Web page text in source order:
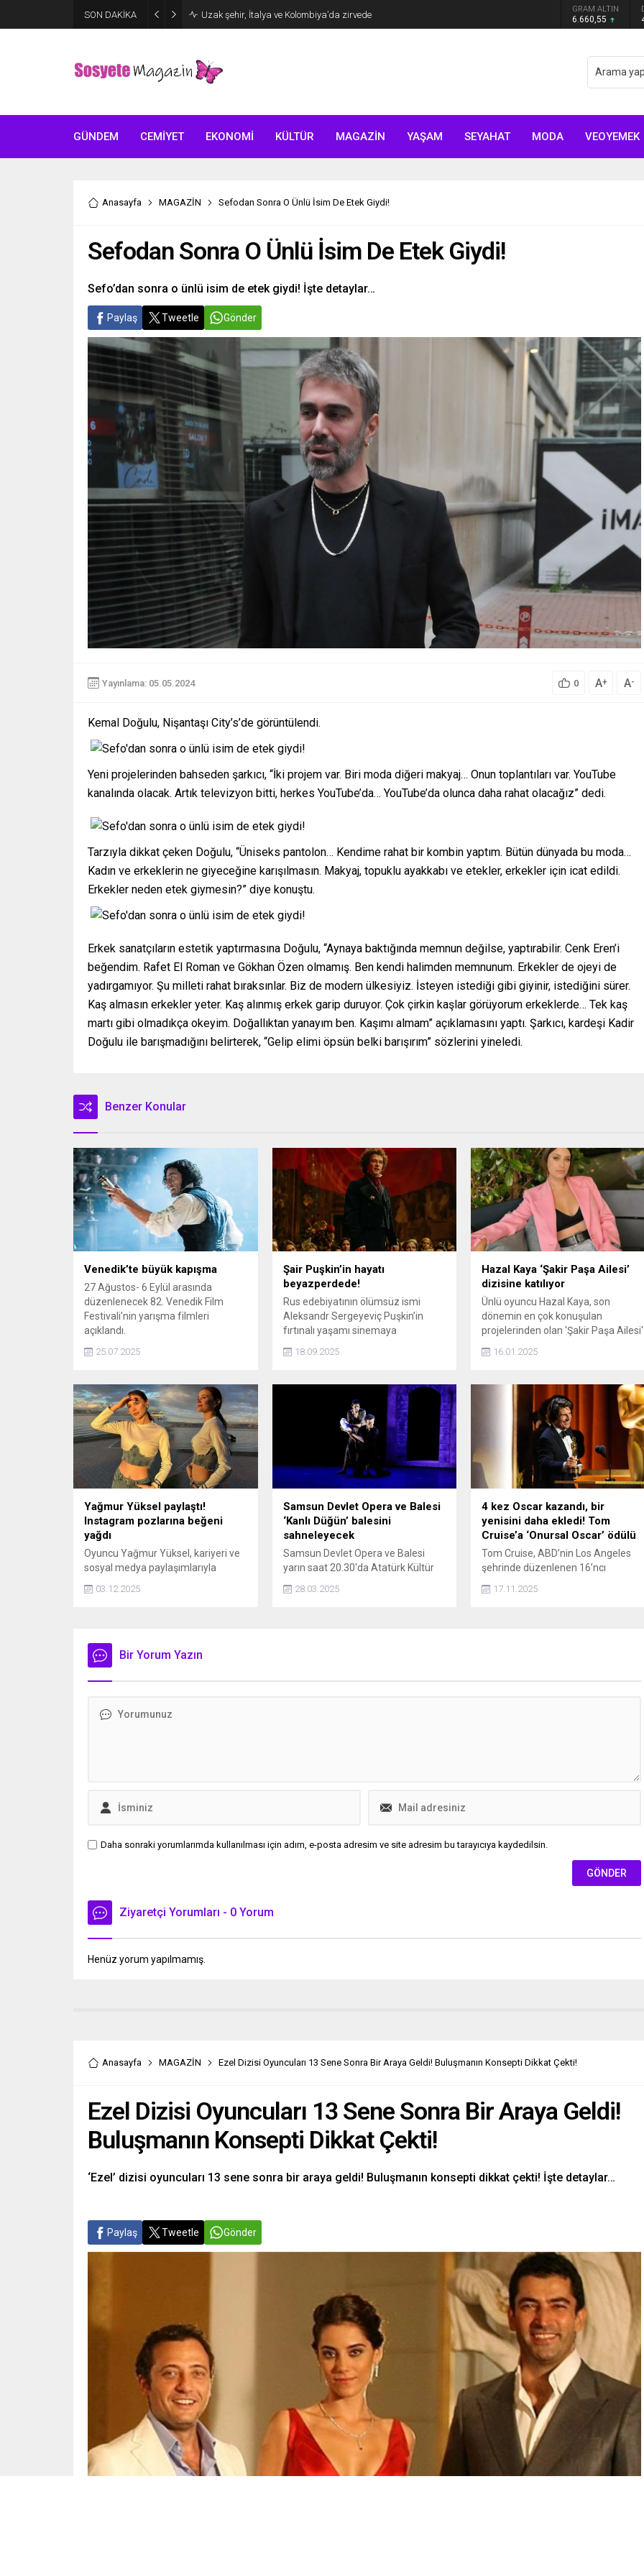
SON DAKİKA
Aşkları sette başladı! Serra Arıtürk’ten sevgilisi Aytaç Şaşmaz’a romantik
kutlama
GRAM ALTIN
6.660,55
GÜNDEM CEMİYET EKONOMİ KÜLTÜR MAGAZİN YAŞAM SEYAHAT MODA VEOYEMEK
Anasayfa MAGAZİN Sefodan Sonra O Ünlü İsim De Etek Giydi!
Sefodan Sonra O Ünlü İsim De Etek Giydi!
Sefo’dan sonra o ünlü isim de etek giydi! İşte detaylar…
Paylaş Tweetle Gönder
Yayınlama: 05.05.2024 0 A+ A-
Kemal Doğulu, Nişantaşı City’s’de görüntülendi.
Yeni projelerinden bahseden şarkıcı, “İki projem var. Biri moda diğeri makyaj… Onun toplantıları var. YouTube
kanalında olacak. Artık televizyon bitti, herkes YouTube’da… YouTube’da olunca daha rahat olacağız” dedi.
Tarzıyla dikkat çeken Doğulu, “Üniseks pantolon… Kendime rahat bir kombin yaptım. Bütün dünyada bu moda…
Kadın ve erkeklerin ne giyeceğine karışılmasın. Makyaj, topuklu ayakkabı ve etekler, erkekler için icat edildi.
Erkekler neden etek giymesin?” diye konuştu.
Erkek sanatçıların estetik yaptırmasına Doğulu, “Aynaya baktığında memnun değilse, yaptırabilir. Cenk Eren’i
beğendim. Rafet El Roman ve Gökhan Özen olmamış. Ben kendi halimden memnunum. Erkekler de ojeyi de
yadırgamıyor. Şu milleti rahat bıraksınlar. Biz de modern ülkesiyiz. İsteyen istediği gibi giyinir, istediğini sürer.
Kaş almasın erkekler yeter. Kaş alınmış erkek garip duruyor. Çok çirkin kaşlar görüyorum erkeklerde… Tek kaş
martı gibi olmadıkça okeyim. Doğallıktan yanayım ben. Kaşımı almam” açıklamasını yaptı. Şarkıcı, kardeşi Kadir
Doğulu ile barışmadığını belirterek, “Gelip elimi öpsün belki barışırım” sözlerini yineledi.
Benzer Konular
Venedik’te büyük kapışma
27 Ağustos- 6 Eylül arasında
düzenlenecek 82. Venedik Film
Festivali’nin yarışma filmleri
açıklandı.
25.07.2025
Şair Puşkin’in hayatı
beyazperdede!
Rus edebiyatının ölümsüz ismi
Aleksandr Sergeyeviç Puşkin’in
fırtınalı yaşamı sinemaya
uyarlanıyor. Yönetmen koltuğunda
Felix Umarov’un oturduğu film, ünlü
sürgünleri, düelloları, yoksulluğu ve
aşkı uğruna verdiği mücadeleyi
18.09.2025
Hazal Kaya ‘Şakir Paşa Ailesi’
dizisine katılıyor
Ünlü oyuncu Hazal Kaya, son
dönemin en çok konuşulan
projelerinden olan 'Şakir Paşa Ailesi'
dizisine katılıyor. Kaya, Türkiye'nin ilk
kazıma ve oyma gravür
Berger'e hayat verecek.
16.01.2025
Yağmur Yüksel paylaştı!
Instagram pozlarına beğeni
yağdı
Oyuncu Yağmur Yüksel, kariyeri ve
sosyal medya paylaşımlarıyla
ediyor. Yüksel'in son Instagram
03.12.2025
Samsun Devlet Opera ve Balesi
‘Kanlı Düğün’ balesini
sahneleyecek
Samsun Devlet Opera ve Balesi
yarın saat 20.30'da Atatürk Kültür
Kanlı Düğün balesini sanatseverlerle
28.03.2025
4 kez Oscar kazandı, bir
yenisini daha ekledi! Tom
Cruise’a ‘Onursal Oscar’ ödülü
Tom Cruise, ABD’nin Los Angeles
şehrinde düzenlenen 16’ncı
Onur Ödülü'ne layık görüldü. Cruise,
17.11.2025
Bir Yorum Yazın
Daha sonraki yorumlarımda kullanılması için adım, e-posta adresim ve site adresim bu tarayıcıya kaydedilsin.
Ziyaretçi Yorumları - 0 Yorum
Henüz yorum yapılmamış.
Anasayfa MAGAZİN Ezel Dizisi Oyuncuları 13 Sene Sonra Bir Araya Geldi! Buluşmanın Konsepti Dikkat Çekti!
Ezel Dizisi Oyuncuları 13 Sene Sonra Bir Araya Geldi!
Buluşmanın Konsepti Dikkat Çekti!
‘Ezel’ dizisi oyuncuları 13 sene sonra bir araya geldi! Buluşmanın konsepti dikkat çekti! İşte detaylar…
Paylaş Tweetle Gönder